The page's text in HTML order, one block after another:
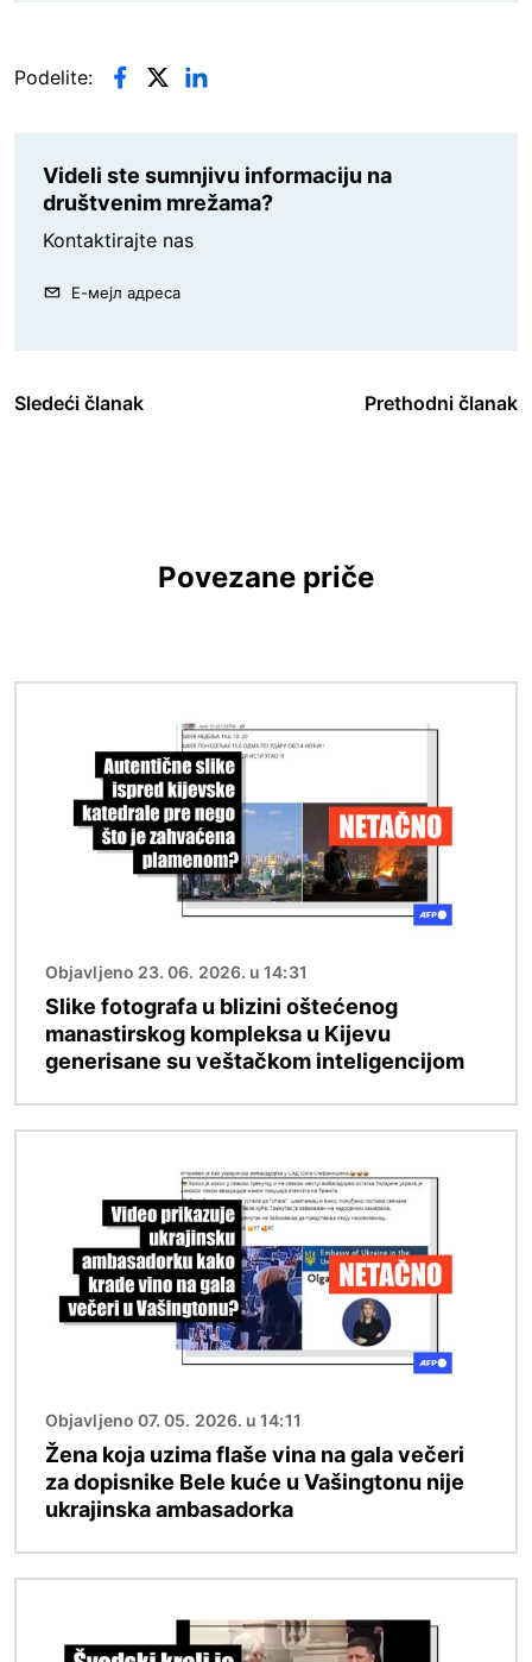
Podelite:
Videli ste sumnjivu informaciju na
društvenim mrežama?
Kontaktirajte nas
Е-мејл адреса
Sledeći članak Prethodni članak
Povezane priče
Objavljeno 23. 06. 2026. u 14:31
Slike fotografa u blizini oštećenog
manastirskog kompleksa u Kijevu
generisane su veštačkom inteligencijom
Objavljeno 07. 05. 2026. u 14:11
Žena koja uzima flaše vina na gala večeri
za dopisnike Bele kuće u Vašingtonu nije
ukrajinska ambasadorka